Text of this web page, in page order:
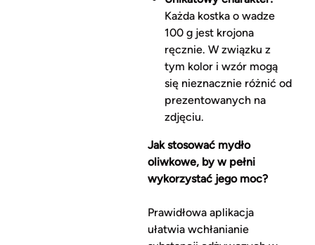
Każda kostka o wadze
100 g jest krojona
ręcznie. W związku z
tym kolor i wzór mogą
się nieznacznie różnić od
prezentowanych na
zdjęciu.
Jak stosować mydło
oliwkowe, by w pełni
wykorzystać jego moc?
Prawidłowa aplikacja
ułatwia wchłanianie